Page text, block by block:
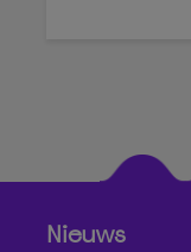
Nieuws